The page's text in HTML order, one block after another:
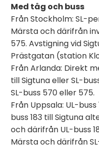
Med tåg och buss
Från Stockholm: SL-
Märsta och därifrån
575. Avstigning vid
Prästgatan (station
Från Arlanda: Direkt
till Sigtuna eller SL-
SL-buss 570 eller 575.
Från Uppsala: UL-buss
buss 183 till Sigtuna
och därifrån UL-buss
Märsta och därifrån